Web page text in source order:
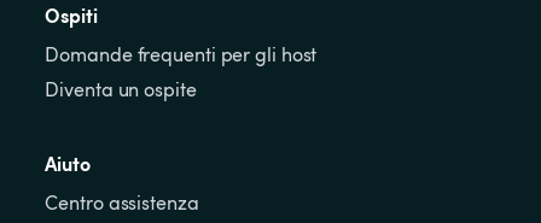
Ospiti
Domande frequenti per gli host
Diventa un ospite
Aiuto
Centro assistenza